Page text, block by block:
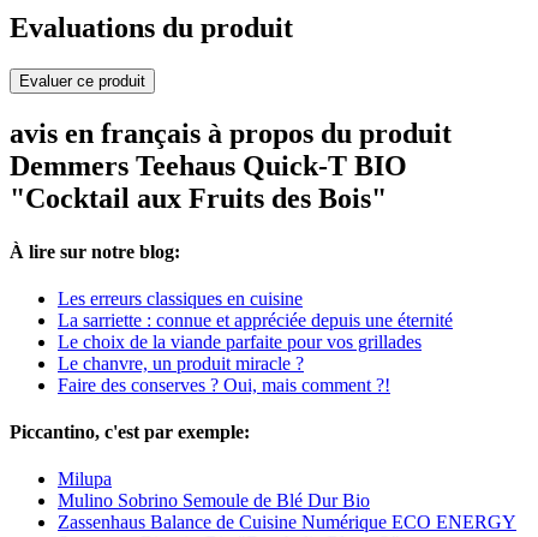
Evaluations du produit
Evaluer ce produit
avis en français à propos du produit
Demmers Teehaus Quick-T BIO
"Cocktail aux Fruits des Bois"
À lire sur notre blog:
Les erreurs classiques en cuisine
La sarriette : connue et appréciée depuis une éternité
Le choix de la viande parfaite pour vos grillades
Le chanvre, un produit miracle ?
Faire des conserves ? Oui, mais comment ?!
Piccantino, c'est par exemple:
Milupa
Mulino Sobrino Semoule de Blé Dur Bio
Zassenhaus Balance de Cuisine Numérique ECO ENERGY